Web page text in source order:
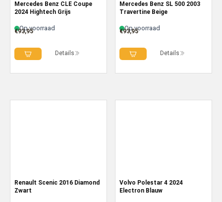
Mercedes Benz CLE Coupe
2024 Hightech Grijs
Op voorraad
€93,95
Details
Mercedes Benz SL 500 2003
Travertine Beige
Op voorraad
€93,95
Details
Renault Scenic 2016 Diamond
Zwart
Volvo Polestar 4 2024
Electron Blauw